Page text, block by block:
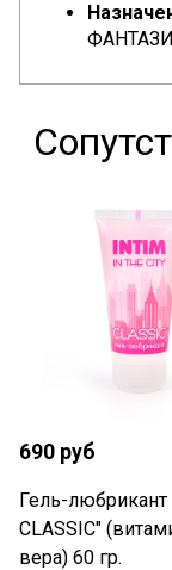
690 руб
Гель-любрикант
CLASSIC"
вера) 60 гр.